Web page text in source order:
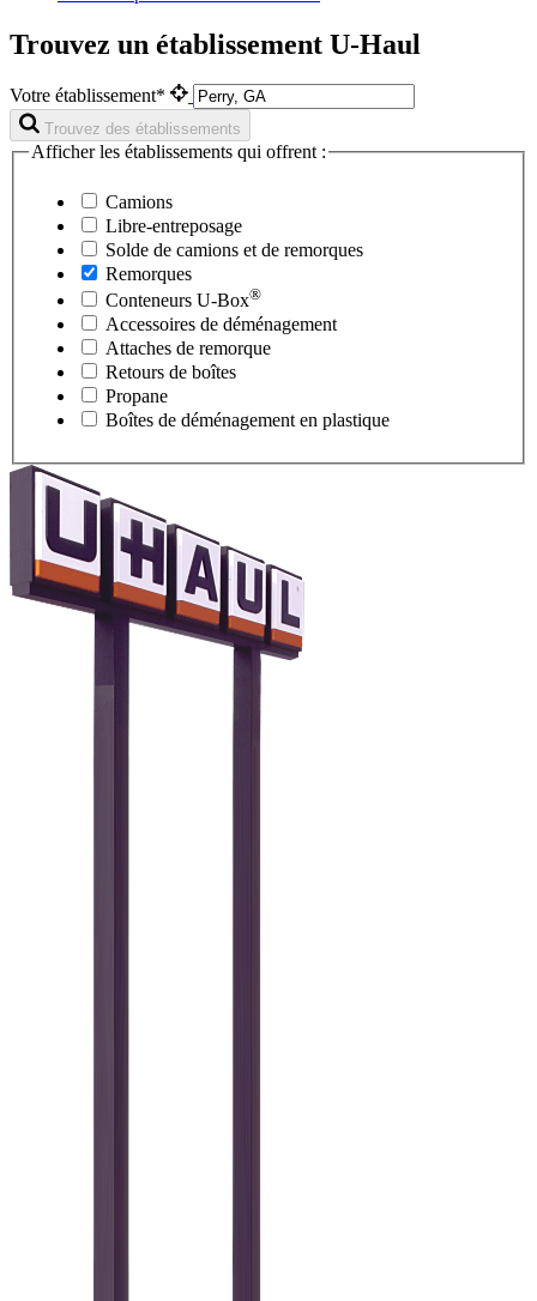
Trouvez un établissement U-Haul
Votre établissement*
Trouvez des établissements
Afficher les établissements qui offrent :
Camions
Libre-entreposage
Solde de camions et de remorques
Remorques
Conteneurs U-Box®
Accessoires de déménagement
Attaches de remorque
Retours de boîtes
Propane
Boîtes de déménagement en plastique